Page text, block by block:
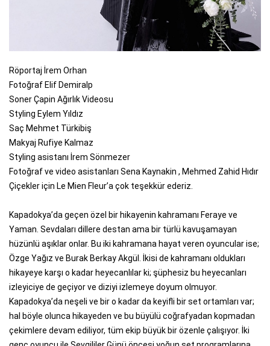
Röportaj İrem Orhan
Fotoğraf Elif Demiralp
Soner Çapin Ağırlık Videosu
Styling Eylem Yıldız
Saç Mehmet Türkibiş
Makyaj Rufiye Kalmaz
Styling asistanı İrem Sönmezer
Fotoğraf ve video asistanları Sena Kaynakin , Mehmed Zahid Hıdır
Çiçekler için Le Mien Fleur’a çok teşekkür ederiz.
Kapadokya’da geçen özel bir hikayenin kahramanı Feraye ve
Yaman. Sevdaları dillere destan ama bir türlü kavuşamayan
hüzünlü aşıklar onlar. Bu iki kahramana hayat veren oyuncular ise;
Özge Yağız ve Burak Berkay Akgül. İkisi de kahramanı oldukları
hikayeye karşı o kadar heyecanlılar ki; şüphesiz bu heyecanları
izleyiciye de geçiyor ve diziyi izlemeye doyum olmuyor.
Kapadokya’da neşeli ve bir o kadar da keyifli bir set ortamları var;
hal böyle olunca hikayeden ve bu büyülü coğrafyadan kopmadan
çekimlere devam ediliyor, tüm ekip büyük bir özenle çalışıyor. İki